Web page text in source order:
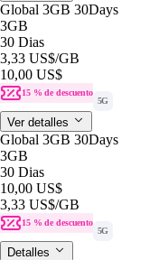
Global 3GB 30Days
3GB
30 Dias
3,33 US$/GB
10,00 US$
15 % de descuento
5G
Ver detalles
Global 3GB 30Days
3GB
30 Dias
10,00 US$
3,33 US$/GB
15 % de descuento
5G
Detalles